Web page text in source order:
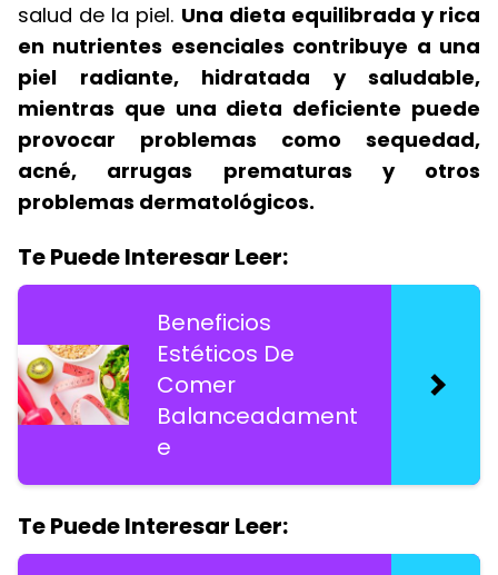
salud de la piel. Una dieta equilibrada y rica
en nutrientes esenciales contribuye a una
piel radiante, hidratada y saludable,
mientras que una dieta deficiente puede
provocar problemas como sequedad,
acné, arrugas prematuras y otros
problemas dermatológicos.
Te Puede Interesar Leer:
Beneficios
Estéticos De
Comer
Balanceadament
e
Te Puede Interesar Leer: